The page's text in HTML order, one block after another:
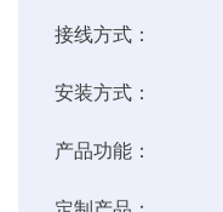
接线方式：
安装方式：
产品功能：